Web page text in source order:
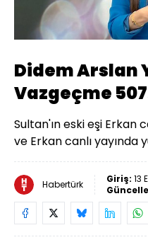
Didem Arslan
Vazgeçme
Sultan'ın eski eşi Erkan
ve Erkan canlı yayında
Habertürk Giriş: 13